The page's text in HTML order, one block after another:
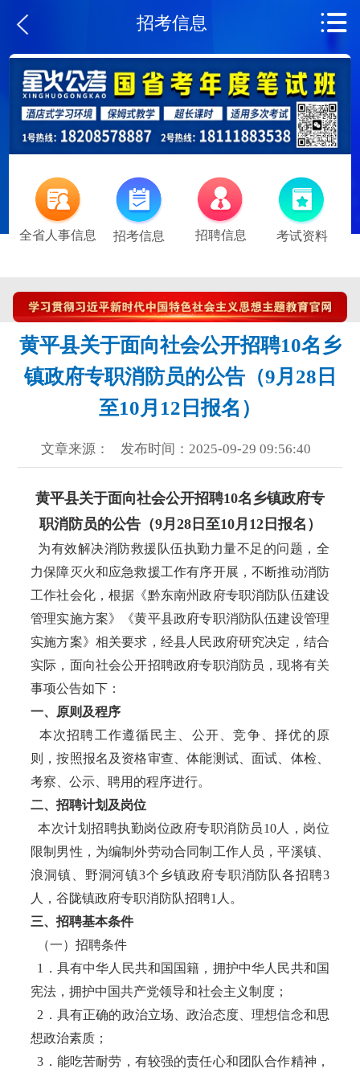
招考信息
全省人事信息 招考信息 招聘信息 考试资料
黄平县关于面向社会公开招聘10名乡
镇政府专职消防员的公告（9月28日
至10月12日报名）
文章来源： 发布时间：2025-09-29 09:56:40
黄平县关于面向社会公开招聘10名乡镇政府专
职消防员的公告（9月28日至10月12日报名）
为有效解决消防救援队伍执勤力量不足的问题，全
力保障灭火和应急救援工作有序开展，不断推动消防
工作社会化，根据《黔东南州政府专职消防队伍建设
管理实施方案》《黄平县政府专职消防队伍建设管理
实施方案》相关要求，经县人民政府研究决定，结合
实际，面向社会公开招聘政府专职消防员，现将有关
事项公告如下：
一、原则及程序
本次招聘工作遵循民主、公开、竞争、择优的原
则，按照报名及资格审查、体能测试、面试、体检、
考察、公示、聘用的程序进行。
二、招聘计划及岗位
本次计划招聘执勤岗位政府专职消防员10人，岗位
限制男性，为编制外劳动合同制工作人员，平溪镇、
浪洞镇、野洞河镇3个乡镇政府专职消防队各招聘3
人，谷陇镇政府专职消防队招聘1人。
三、招聘基本条件
（一）招聘条件
1．具有中华人民共和国国籍，拥护中华人民共和国
宪法，拥护中国共产党领导和社会主义制度；
2．具有正确的政治立场、政治态度、理想信念和思
想政治素质；
3．能吃苦耐劳，有较强的责任心和团队合作精神，